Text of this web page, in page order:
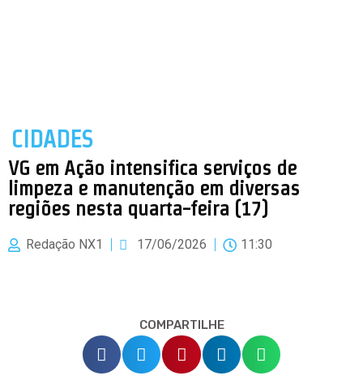
CIDADES
VG em Ação intensifica serviços de
limpeza e manutenção em diversas
regiões nesta quarta-feira (17)
Redação NX1 17/06/2026 11:30
COMPARTILHE